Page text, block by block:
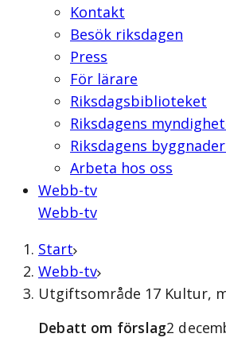
Kontakt
Besök riksdagen
Press
För lärare
Riksdagsbiblioteket
Riksdagens
Riksdagens
Arbeta hos oss
Webb-tv
Webb-tv
Start
Webb-tv
Utgiftsområde 17 Kultur,
Debatt om förslag2